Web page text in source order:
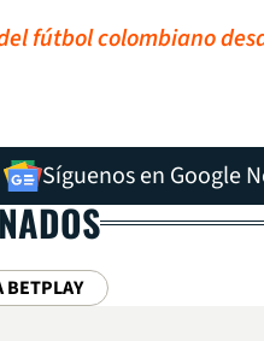
fútbol colombiano
Síguenos en Google
BETPLAY